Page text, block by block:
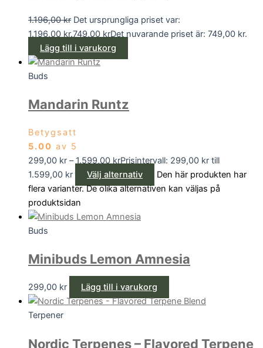
1.196,00kr Det ursprungliga priset var:
1.196,00 kr.749,00 krDet nuvarande priset är: 749,00 kr.
Lägg till i varukorg
Buds
Mandarin Runtz
Betygsatt
5.00 av 5
299,00 kr – 1.599,00 krPrisintervall: 299,00 kr till
1.599,00 kr
Välj alternativ
Den här produkten har
flera varianter. De olika alternativen kan väljas på
produktsidan
Buds
Minibuds Lemon Amnesia
299,00 kr Lägg till i varukorg
Terpener
Nordic Terpenes – Flavored Terpene